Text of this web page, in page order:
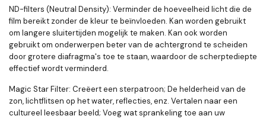
ND-filters (Neutral Density): Verminder de hoeveelheid licht die de
film bereikt zonder de kleur te beïnvloeden. Kan worden gebruikt
om langere sluitertijden mogelijk te maken. Kan ook worden
gebruikt om onderwerpen beter van de achtergrond te scheiden
door grotere diafragma's toe te staan, waardoor de scherptediepte
effectief wordt verminderd.
Magic Star Filter: Creëert een sterpatroon; De helderheid van de
zon, lichtflitsen op het water, reflecties, enz. Vertalen naar een
cultureel leesbaar beeld; Voeg wat sprankeling toe aan uw